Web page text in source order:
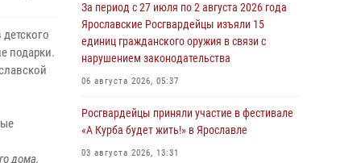
подарки.
дома,
За период с 27 июля по 2 августа 2026 года
Ярославские Росгвардейцы изъяли 15
единиц гражданского оружия в связи с
нарушением законодательства
06 августа 2026, 05:37
Росгвардейцы приняли участие в фестивале
«А Курба будет жить!» в Ярославле
03 августа 2026, 13:31